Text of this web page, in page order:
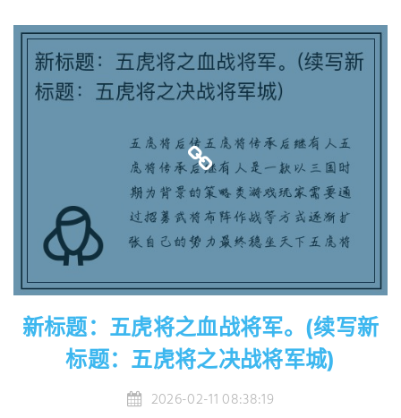
新标题：五虎将之血战将军。(续写新
标题：五虎将之决战将军城)
2026-02-11 08:38:19